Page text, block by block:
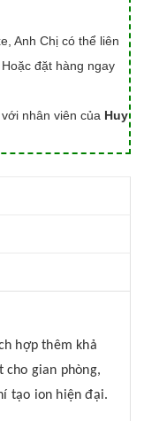
Anh Chị có thể liên
đặt hàng ngay
nhân viên của Huy
hợp thêm khả
gian phòng,
tạo ion hiện đại.